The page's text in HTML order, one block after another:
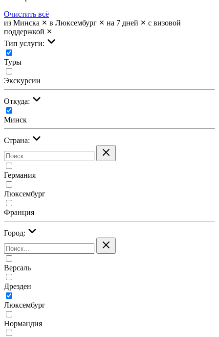
Очистить всё
из Минска
в Люксембург на 7 дней
с визовой
поддержкой
Тип услуги:
Туры
Экскурсии
Откуда:
Минск
Страна:
Германия
Люксембург
Франция
Город:
Версаль
Дрезден
Люксембург
Нормандия